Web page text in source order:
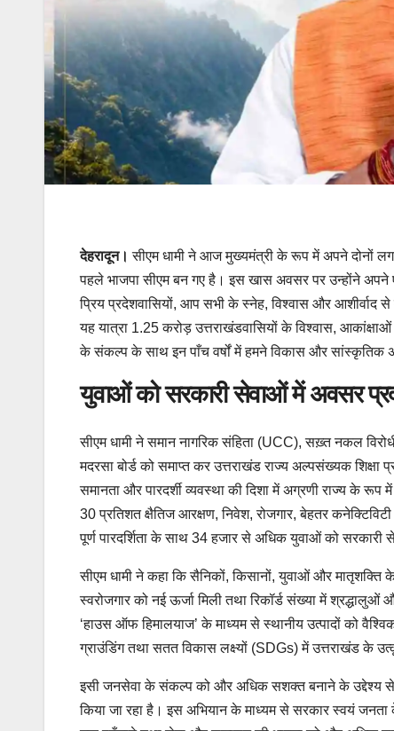
देहरादून। सीएम धामी ने आज मुख्यमंत्री के रूप में अपने दोनों
पहले भाजपा सीएम बन गए है। इस खास अवसर पर उन्होंने अपने
प्रिय प्रदेशवासियों, आप सभी के स्नेह, विश्वास और
यह यात्रा 1.25 करोड़ उत्तराखंडवासियों के विश्वास,
के संकल्प के साथ इन पाँच वर्षों में हमने विकास और सांस्कृतिक
युवाओं को सरकारी सेवाओं में अवसर
सीएम धामी ने समान नागरिक संहिता (UCC), सख़्त नकल
मदरसा बोर्ड को समाप्त कर उत्तराखंड राज्य अल्पसंख्यक
समानता और पारदर्शी व्यवस्था की दिशा में अग्रणी राज्य के रूप
30 प्रतिशत क्षैतिज आरक्षण, निवेश, रोजगार, बेहतर
पूर्ण पारदर्शिता के साथ 34 हजार से अधिक युवाओं को सरकारी
सीएम धामी ने कहा कि सैनिकों, किसानों, युवाओं और
स्वरोजगार को नई ऊर्जा मिली तथा रिकॉर्ड संख्या में
‘हाउस ऑफ हिमालयाज’ के माध्यम से स्थानीय उत्पादों को
ग्राउंडिंग तथा सतत विकास लक्ष्यों (SDGs) में उत्तराखंड के
इसी जनसेवा के संकल्प को और अधिक सशक्त बनाने के उद्देश्य
किया जा रहा है। इस अभियान के माध्यम से सरकार स्वयं